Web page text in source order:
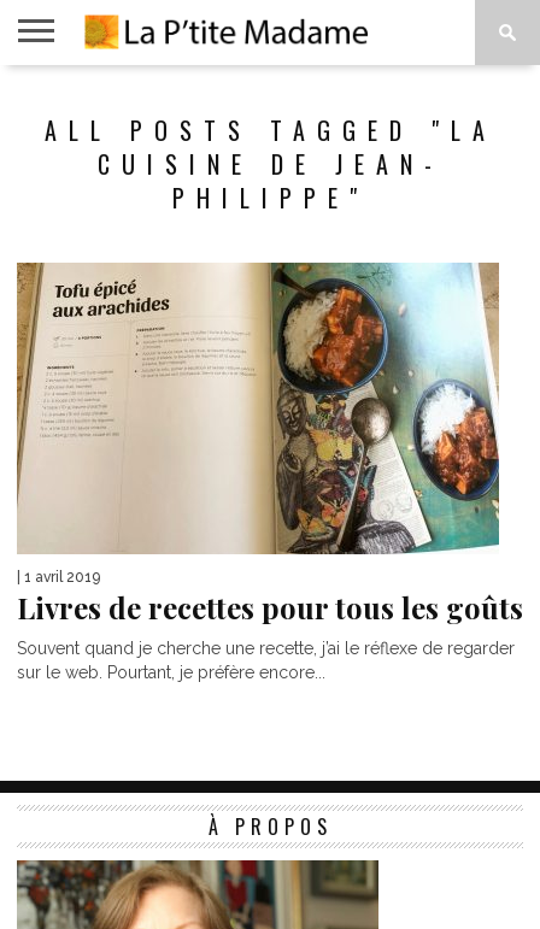
DE
VIVRE
PROPOS
ALL POSTS TAGGED "LA
CUISINE DE JEAN-
PHILIPPE"
| 1 avril 2019
Livres de recettes pour tous les goûts
Souvent quand je cherche une recette, j’ai le réflexe de regarder
sur le web. Pourtant, je préfère encore...
À PROPOS